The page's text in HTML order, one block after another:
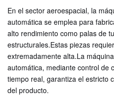
En el sector aeroespacial, la
automática se emplea para
alto rendimiento como palas de
estructurales.Estas piezas
extremadamente alta.La
automática, mediante control de
tiempo real, garantiza el estricto
del producto.